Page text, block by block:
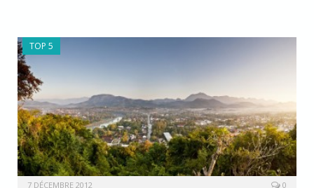
TOP 5
7 DÉCEMBRE 2012 0